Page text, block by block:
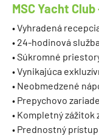
MSC Yacht
• Vyhradená
• 24-hodinová
• Súkromné
• Vynikajúca
• Neobmedzené
• Prepychovo
• Kompletný
• Prednostný